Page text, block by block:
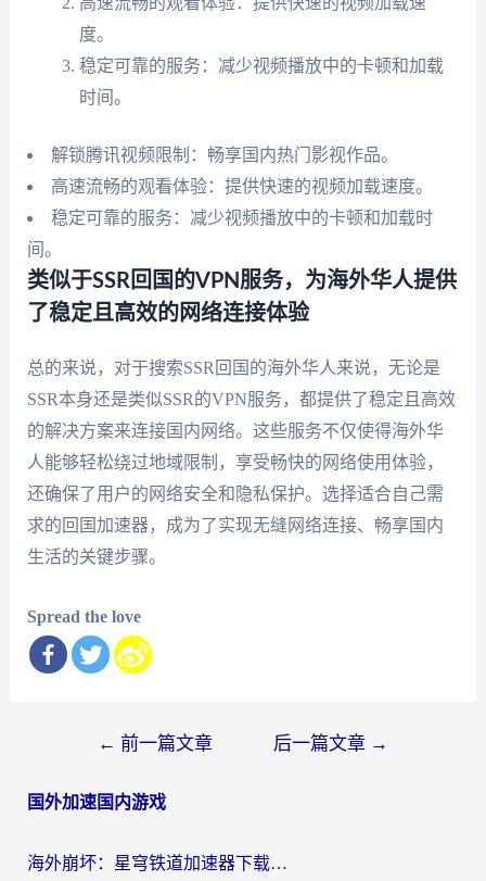
度。
稳定可靠的服务：减少视频播放中的卡顿和加载
时间。
解锁腾讯视频限制：畅享国内热门影视作品。
高速流畅的观看体验：提供快速的视频加载速度。
稳定可靠的服务：减少视频播放中的卡顿和加载时
间。
类似于SSR回国的VPN服务，为海外华人提供
了稳定且高效的网络连接体验
总的来说，对于搜索SSR回国的海外华人来说，无论是
SSR本身还是类似SSR的VPN服务，都提供了稳定且高效
的解决方案来连接国内网络。这些服务不仅使得海外华
人能够轻松绕过地域限制，享受畅快的网络使用体验，
还确保了用户的网络安全和隐私保护。选择适合自己需
求的回国加速器，成为了实现无缝网络连接、畅享国内
生活的关键步骤。
Spread the love
导
← 前一篇文章 后一篇文章 →
国外加速国内游戏
海外崩坏：星穹铁道加速器下载安装：一份给游子的终极网络指南